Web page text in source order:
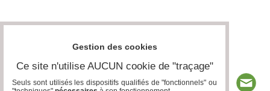
Gestion des cookies
Ce site n'utilise AUCUN cookie de "traçage"
Seuls sont utilisés les dispositifs qualifiés de "fonctionnels" ou